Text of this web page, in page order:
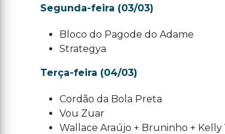
Segunda-feira (03/03)
Bloco do Pagode do Adame
Strategya
Terça-feira (04/03)
Cordão da Bola Preta
Vou Zuar
Wallace Araújo + Bruninho + Kelly